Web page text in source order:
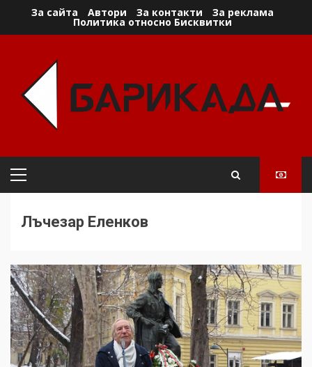
За сайта Автори За контакти За реклама
Политика относно Бисквитки
Primary
Лъчезар Еленков